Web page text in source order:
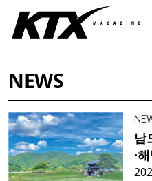
NEWS
남
·